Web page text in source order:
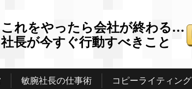
これをやったら会社が終わる…
社長が今すぐ行動すべきこと
敏腕社長の仕事術 コピーライティング